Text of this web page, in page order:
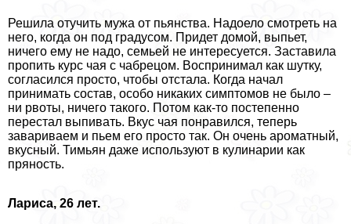
Решила отучить мужа от пьянства. Надоело смотреть на
него, когда он под градусом. Придет домой, выпьет,
ничего ему не надо, семьей не интересуется. Заставила
пропить курс чая с чабрецом. Воспринимал как шутку,
согласился просто, чтобы отстала. Когда начал
принимать состав, особо никаких симптомов не было –
ни рвоты, ничего такого. Потом как-то постепенно
перестал выпивать. Вкус чая понравился, теперь
завариваем и пьем его просто так. Он очень ароматный,
вкусный. Тимьян даже используют в кулинарии как
пряность.
Лариса, 26 лет.